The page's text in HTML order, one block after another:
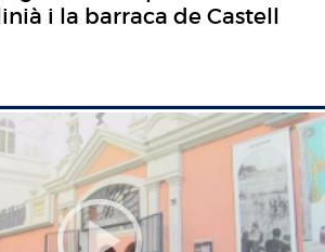
i la barraca de Castell